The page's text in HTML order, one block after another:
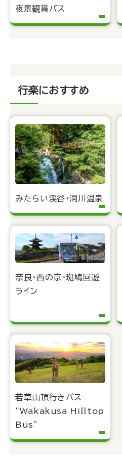
夜景観賞バス
行楽におすすめ
みたらい渓谷・洞川温泉
奈良・西の京・斑鳩回遊
ライン
若草山頂行きバス
“Wakakusa Hilltop
Bus”